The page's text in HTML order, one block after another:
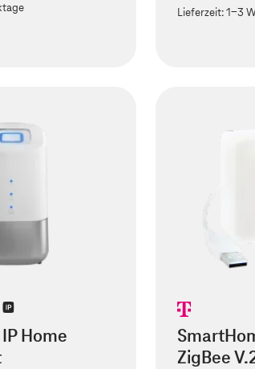
Lieferzeit:1-3
Home
ZigBee